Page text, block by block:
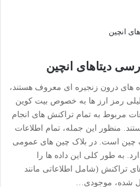
دیتاهای انچین
های درون زنجیره ای معروف هستند،
رمز ارز ها به خصوص بیت کوین
مربوط به تمام تراکنش های انجام
منظور این جمله، تمام اطلاعات
چین است. در بلاک چین های عمومی
به طور کلی این داده ها را
داده های تراکنش (شامل اطلاعاتی مانند
شده، موجودی…